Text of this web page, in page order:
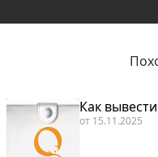
Как
от 15.11.2025